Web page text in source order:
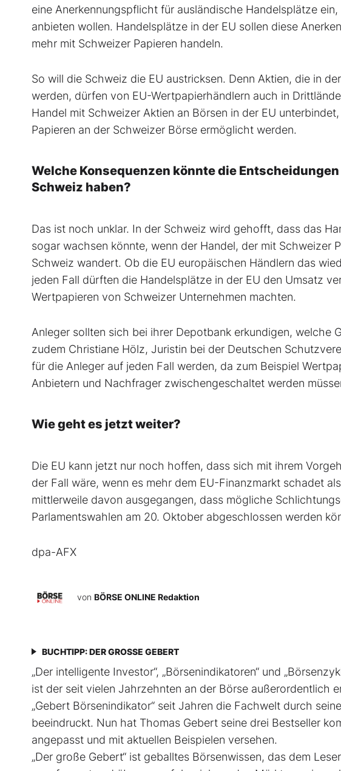
eine Anerkennungspflicht für ausländische Handelsplätze
anbieten wollen. Handelsplätze in der EU sollen diese
mehr mit Schweizer Papieren handeln.
So will die Schweiz die EU austricksen. Denn Aktien, die in
werden, dürfen von EU-Wertpapierhändlern auch in
Handel mit Schweizer Aktien an Börsen in der EU
Papieren an der Schweizer Börse ermöglicht werden.
Welche Konsequenzen könnte die
Schweiz haben?
Das ist noch unklar. In der Schweiz wird gehofft, dass das
sogar wachsen könnte, wenn der Handel, der mit Schweizer
Schweiz wandert. Ob die EU europäischen Händlern das
jeden Fall dürften die Handelsplätze in der EU den Umsatz
Wertpapieren von Schweizer Unternehmen machten.
Anleger sollten sich bei ihrer Depotbank erkundigen, welche
zudem Christiane Hölz, Juristin bei der Deutschen
für die Anleger auf jeden Fall werden, da zum Beispiel
Anbietern und Nachfrager zwischengeschaltet werden
Wie geht es jetzt weiter?
Die EU kann jetzt nur noch hoffen, dass sich mit ihrem
der Fall wäre, wenn es mehr dem EU-Finanzmarkt schadet
mittlerweile davon ausgegangen, dass mögliche
Parlamentswahlen am 20. Oktober abgeschlossen werden
dpa-AFX
von BÖRSE ONLINE Redaktion
BUCHTIPP: DER GROSSE GEBERT
„Der intelligente Investor“, „Börsenindikatoren“ und
ist der seit vielen Jahrzehnten an der Börse außerordentlich
„Gebert Börsenindikator“ seit Jahren die Fachwelt durch
beeindruckt. Nun hat Thomas Gebert seine drei Best­seller
angepasst und mit aktuellen Beispielen ver­sehen.
„Der große Gebert“ ist geballtes Börsenwissen, das dem